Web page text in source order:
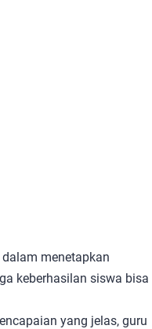
menetapkan
keberhasilan siswa bisa
yang jelas, guru